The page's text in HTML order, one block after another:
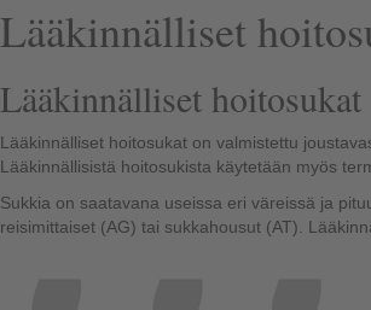
Lääkinnälliset
Lääkinnälliset hoitosukat
Lääkinnälliset hoitosukat on valmistettu
Lääkinnällisistä hoitosukista käytetään myös
Sukkia on saatavana useissa eri väreissä ja
reisimittaiset (AG) tai sukkahousut (AT).